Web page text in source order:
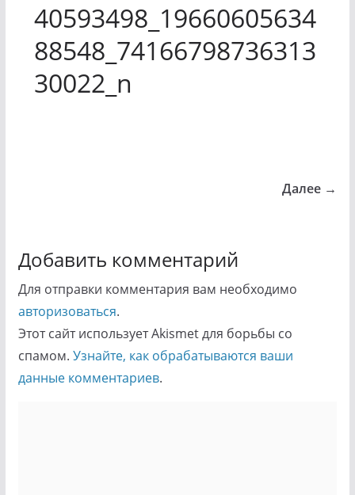
40593498_19660605634
88548_74166798736313
30022_n
Далее →
Добавить комментарий
Для отправки комментария вам необходимо
авторизоваться.
Этот сайт использует Akismet для борьбы со
спамом. Узнайте, как обрабатываются ваши
данные комментариев.